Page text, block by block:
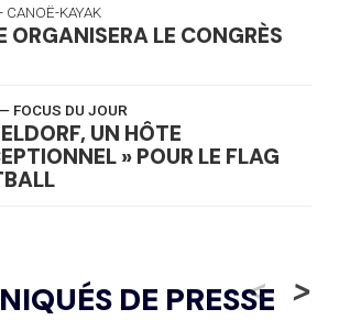
CANOË-KAYAK
ORGANISERA LE CONGRÈS
— FOCUS DU JOUR
UN HÔTE
» POUR LE FLAG
DE VOIR LA LUGE ALPINE
« N'EST PAS FINI »
DE PRESSE
< >